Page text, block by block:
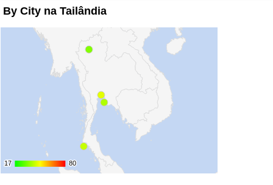
By City na Tailândia
17
17 80
80